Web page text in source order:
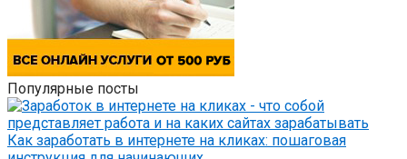
Популярные посты
Как заработать в интернете на кликах: пошаговая